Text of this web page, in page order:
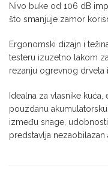
Nivo buke od 106 dB
što smanjuje zamor
Ergonomski dizajn i
testeru izuzetno lakom
rezanju ogrevnog drveta
Idealna za vlasnike
pouzdanu
između snage,
predstavlja nezaobilazan